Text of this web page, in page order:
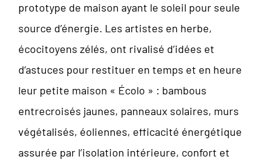
prototype de maison ayant le soleil pour seule
source d’énergie. Les artistes en herbe,
écocitoyens zélés, ont rivalisé d’idées et
d’astuces pour restituer en temps et en heure
leur petite maison « Écolo » : bambous
entrecroisés jaunes, panneaux solaires, murs
végétalisés, éoliennes, efficacité énergétique
assurée par l’isolation intérieure, confort et